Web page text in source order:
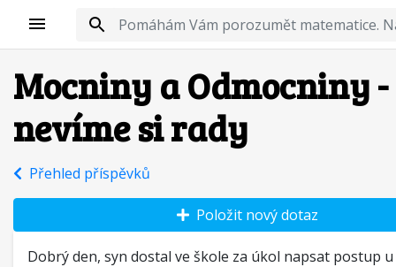
Mocniny a Odmocniny -
nevíme si rady
Přehled příspěvků
Dobrý den, syn dostal ve škole za úkol napsat postup
Položit nový dotaz